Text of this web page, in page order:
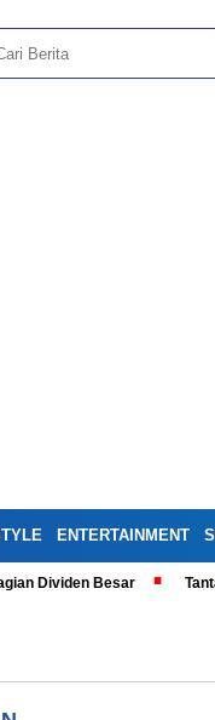
ENTERTAINMENT
Dividen Besar